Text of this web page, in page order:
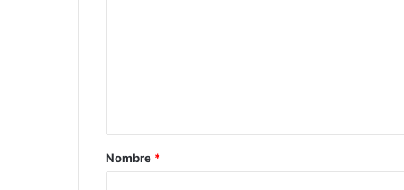
rNombre *